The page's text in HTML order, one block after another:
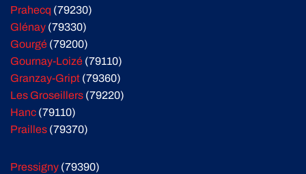
Prahecq (79230)
Glénay (79330)
Gourgé (79200)
Gournay-Loizé (79110)
Granzay-Gript (79360)
Les Groseillers (79220)
Hanc (79110)
Prailles (79370)
Pressigny (79390)